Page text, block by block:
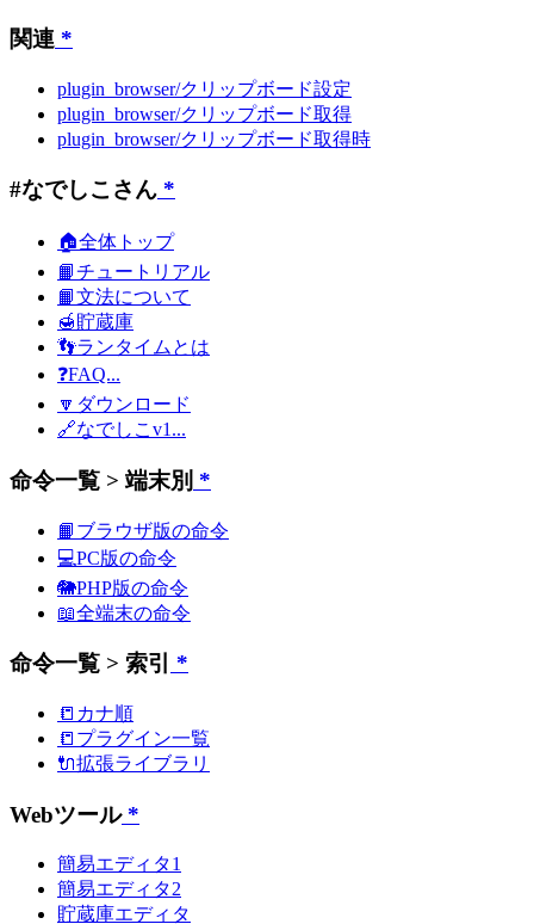
関連 *
plugin_browser/クリップボード設定
plugin_browser/クリップボード取得
plugin_browser/クリップボード取得時
#なでしこさん *
🏠全体トップ
📙チュートリアル
📙文法について
🍯貯蔵庫
👣ランタイムとは
❓FAQ...
🔽ダウンロード
🔗なでしこv1...
命令一覧 > 端末別 *
📙ブラウザ版の命令
💻PC版の命令
🐘PHP版の命令
📖全端末の命令
命令一覧 > 索引 *
📒カナ順
📒プラグイン一覧
🔌拡張ライブラリ
Webツール*
簡易エディタ1
簡易エディタ2
貯蔵庫エディタ